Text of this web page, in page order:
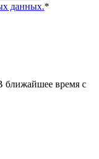
данных.*
ближайшее время с